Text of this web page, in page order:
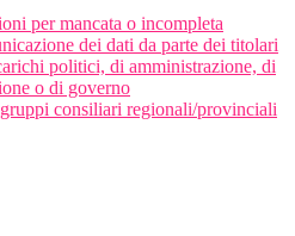
per mancata o incompleta
dei dati da parte dei titolari
politici, di amministrazione, di
o di governo
consiliari regionali/provinciali